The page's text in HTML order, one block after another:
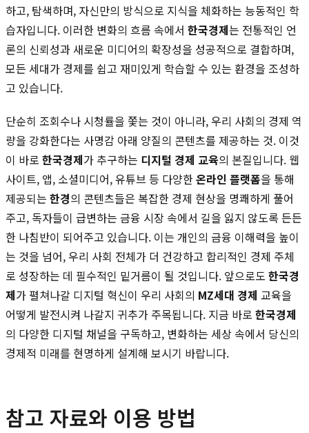
하고, 탐색하며, 자신만의 방식으로 지식을 체화하는 능동적인 학
습자입니다. 이러한 변화의 흐름 속에서 한국경제는 전통적인 언
론의 신뢰성과 새로운 미디어의 확장성을 성공적으로 결합하며,
모든 세대가 경제를 쉽고 재미있게 학습할 수 있는 환경을 조성하
고 있습니다.
단순히 조회수나 시청률을 쫓는 것이 아니라, 우리 사회의 경제 역
량을 강화한다는 사명감 아래 양질의 콘텐츠를 제공하는 것. 이것
이 바로 한국경제가 추구하는 디지털 경제 교육의 본질입니다. 웹
사이트, 앱, 소셜미디어, 유튜브 등 다양한온라인 플랫폼을 통해
제공되는 한경의 콘텐츠들은 복잡한 경제 현상을 명쾌하게 풀어
주고, 독자들이 급변하는 금융 시장 속에서 길을 잃지 않도록 든든
한 나침반이 되어주고 있습니다. 이는 개인의 금융 이해력을 높이
는 것을 넘어, 우리 사회 전체가 더 건강하고 합리적인 경제 주체
로 성장하는 데 필수적인 밑거름이 될 것입니다. 앞으로도 한국경
제가 펼쳐나갈 디지털 혁신이 우리 사회의 MZ세대 경제 교육을
어떻게 발전시켜 나갈지 귀추가 주목됩니다. 지금 바로 한국경제
의 다양한 디지털 채널을 구독하고, 변화하는 세상 속에서 당신의
경제적 미래를 현명하게 설계해 보시기 바랍니다.
참고 자료와 이용 방법